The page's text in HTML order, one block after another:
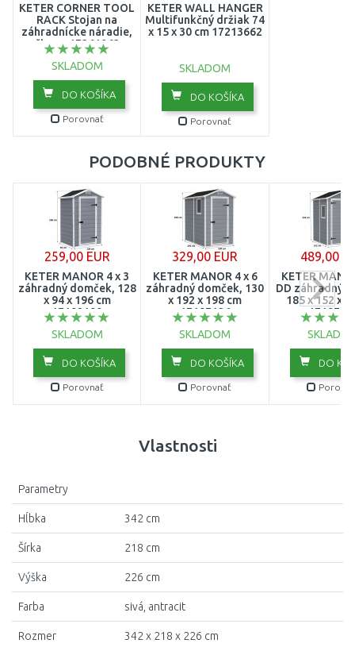
KETER CORNER TOOL
RACK Stojan na
záhradnícke náradie,
čierny 17361063
SKLADOM
DO KOŠÍKA
Porovnať
KETER WALL HANGER
Multifunkčný držiak 74
x 15 x 30 cm 17213662
SKLADOM
DO KOŠÍKA
Porovnať
PODOBNÉ PRODUKTY
259,00 EUR
KETER MANOR 4 x 3
záhradný domček, 128
x 94 x 196 cm
17192190
SKLADOM
DO KOŠÍKA
Porovnať
329,00 EUR
KETER MANOR 4 x 6
záhradný domček, 130
x 192 x 198 cm
17197126
SKLADOM
DO KOŠÍKA
Porovnať
489,00
KETER
DD záhradný
185 x 152 x
DO
Vlastnosti
Parametry
Hĺbka 342 cm
Šírka 218 cm
Výška 226 cm
Farba sivá, antracit
Rozmer 342 x 218 x 226 cm